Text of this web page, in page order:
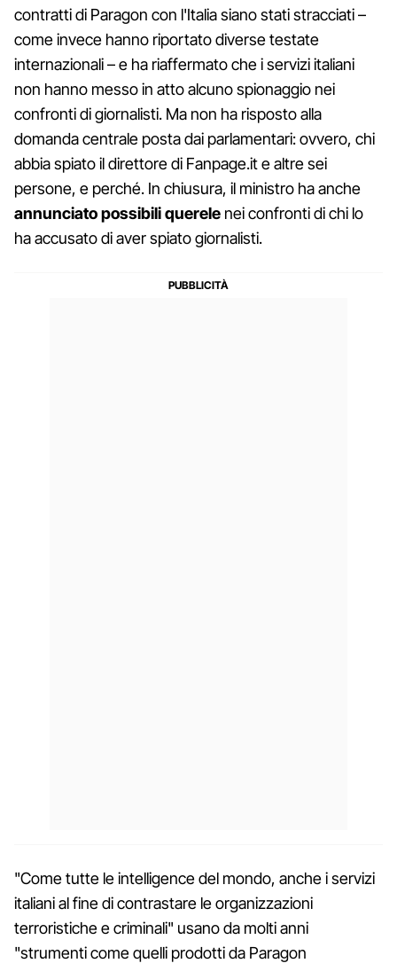
contratti di Paragon con l'Italia siano stati stracciati –
come invece hanno riportato diverse testate
internazionali – e ha riaffermato che i servizi italiani
non hanno messo in atto alcuno spionaggio nei
confronti di giornalisti. Ma non ha risposto alla
domanda centrale posta dai parlamentari: ovvero, chi
abbia spiato il direttore di Fanpage.it e altre sei
persone, e perché. In chiusura, il ministro ha anche
annunciato possibili querele nei confronti di chi lo
ha accusato di aver spiato giornalisti.
"Come tutte le intelligence del mondo, anche i servizi
italiani al fine di contrastare le organizzazioni
terroristiche e criminali" usano da molti anni
"strumenti come quelli prodotti da Paragon